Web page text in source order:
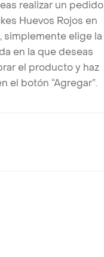
realizar un pedido
Huevos Rojos en
simplemente elige la
en la que deseas
el producto y haz
el botón “Agregar”.